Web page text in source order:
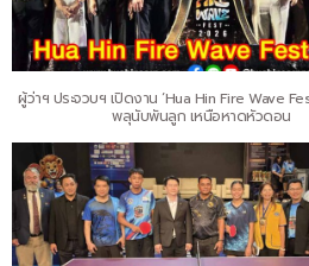
ผู้ว่าฯ ประจวบฯ เปิดงาน ‘Hua Hin Fire Wave
พลุนับพันลูก เหนือหาดหัวดอน